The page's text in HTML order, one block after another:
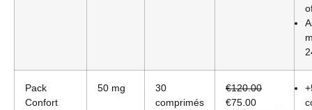
Pack
Confort
50 mg
30
comprimés
€120.00
€75.00